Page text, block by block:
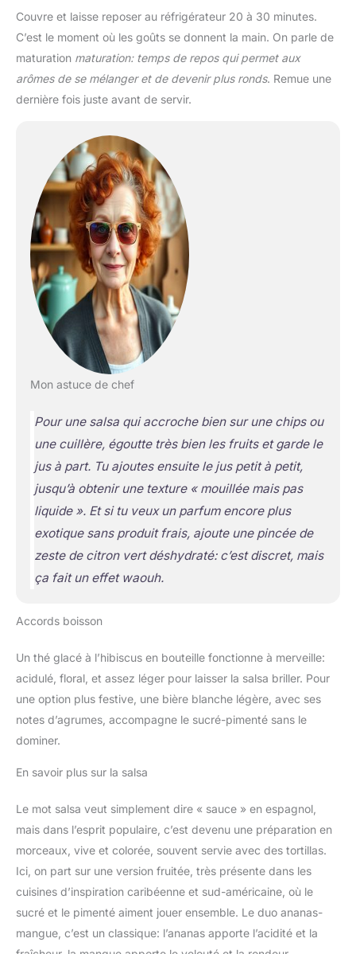
Couvre et laisse reposer au réfrigérateur 20 à 30 minutes.
C’est le moment où les goûts se donnent la main. On parle de
maturation maturation: temps de repos qui permet aux
arômes de se mélanger et de devenir plus ronds. Remue une
dernière fois juste avant de servir.
Mon astuce de chef
Pour une salsa qui accroche bien sur une chips ou
une cuillère, égoutte très bien les fruits et garde le
jus à part. Tu ajoutes ensuite le jus petit à petit,
jusqu’à obtenir une texture « mouillée mais pas
liquide ». Et si tu veux un parfum encore plus
exotique sans produit frais, ajoute une pincée de
zeste de citron vert déshydraté: c’est discret, mais
ça fait un effet waouh.
Accords boisson
Un thé glacé à l’hibiscus en bouteille fonctionne à merveille:
acidulé, floral, et assez léger pour laisser la salsa briller. Pour
une option plus festive, une bière blanche légère, avec ses
notes d’agrumes, accompagne le sucré-pimenté sans le
dominer.
En savoir plus sur la salsa
Le mot salsa veut simplement dire « sauce » en espagnol,
mais dans l’esprit populaire, c’est devenu une préparation en
morceaux, vive et colorée, souvent servie avec des tortillas.
Ici, on part sur une version fruitée, très présente dans les
cuisines d’inspiration caribéenne et sud-américaine, où le
sucré et le pimenté aiment jouer ensemble. Le duo ananas-
mangue, c’est un classique: l’ananas apporte l’acidité et la